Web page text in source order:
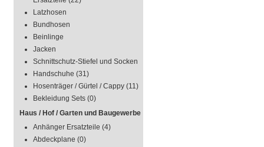
Latzhosen
Bundhosen
Beinlinge
Jacken
Schnittschutz-Stiefel und Socken
Handschuhe (31)
Hosenträger / Gürtel / Cappy (11)
Bekleidung Sets (0)
Haus / Hof / Garten und Baugewerbe
Anhänger Ersatzteile (4)
Abdeckplane (0)